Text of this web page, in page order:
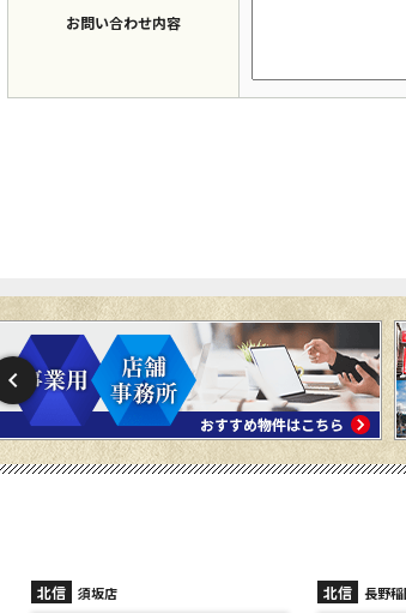
お問い合わせ内容
北信 長野稲田店 北信 長野